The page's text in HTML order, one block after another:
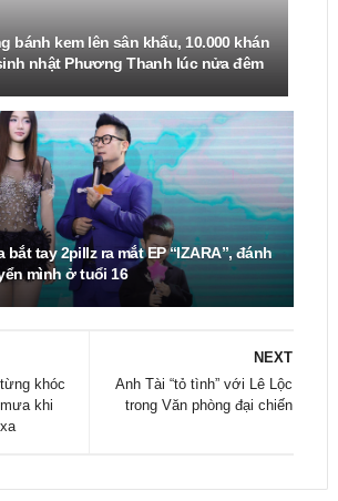
bánh kem lên sân khấu, 10.000 khán
nhật Phương Thanh lúc nửa đêm
bắt tay 2pillz ra mắt EP “IZARA”, đánh
mình ở tuổi 16
NEXT
Anh Tài “tỏ tình” với Lê Lộc
trong Văn phòng đại chiến
khóc
khi